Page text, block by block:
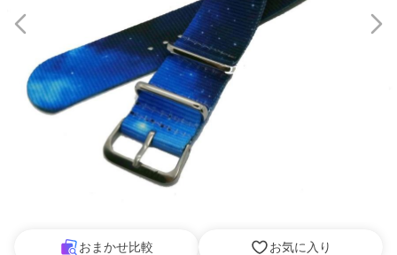
おまかせ比較 お気に入り